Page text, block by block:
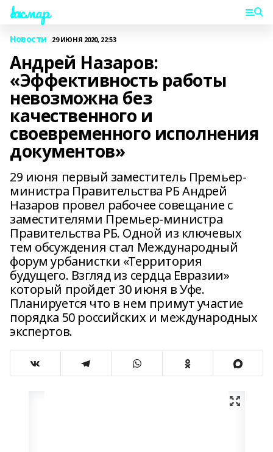
Һаҡмар
Новости 29 ИЮНЯ 2020, 22:53
Андрей Назаров:
«Эффективность работы
невозможна без
качественного и
своевременного исполнения
документов»
29 июня первый заместитель Премьер-
министра Правительства РБ Андрей
Назаров провел рабочее совещание с
заместителями Премьер-министра
Правительства РБ. Одной из ключевых
тем обсуждения стал Международный
форум урбанистки «Территория
будущего. Взгляд из сердца Евразии»
который пройдет 30 июня в Уфе.
Планируется что в нем примут участие
порядка 50 российских и международных
экспертов.